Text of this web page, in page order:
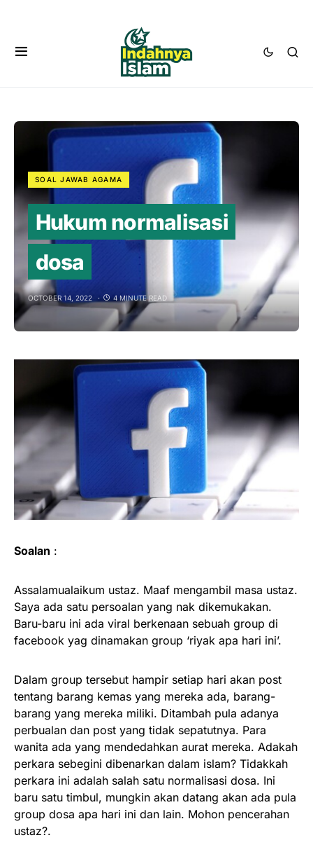
SOAL JAWAB AGAMA
Hukum normalisasi
dosa
OCTOBER 14, 2022 4 MINUTE READ
Soalan :
Assalamualaikum ustaz. Maaf mengambil masa ustaz.
Saya ada satu persoalan yang nak dikemukakan.
Baru-baru ini ada viral berkenaan sebuah group di
facebook yag dinamakan group ‘riyak apa hari ini’.
Dalam group tersebut hampir setiap hari akan post
tentang barang kemas yang mereka ada, barang-
barang yang mereka miliki. Ditambah pula adanya
perbualan dan post yang tidak sepatutnya. Para
wanita ada yang mendedahkan aurat mereka. Adakah
perkara sebegini dibenarkan dalam islam? Tidakkah
perkara ini adalah salah satu normalisasi dosa. Ini
baru satu timbul, mungkin akan datang akan ada pula
group dosa apa hari ini dan lain. Mohon pencerahan
ustaz?.